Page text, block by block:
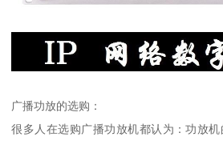
广播功放的选购：
很多人在选购广播功放机都认为：功放